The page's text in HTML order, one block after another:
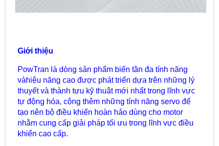
Giới thiệu
PowTran là dòng sản phẩm biến tần đa tính năng
vàhiệu năng cao được phát triển dựa trên những lý
thuyết và thành tựu kỹ thuật mới nhất trong lĩnh vực
tự động hóa, cộng thêm những tính năng servo để
tạo nên bộ điều khiển hoàn hảo dùng cho motor
nhằm cung cấp giải pháp tối ưu trong lĩnh vực điều
khiển cao cấp.